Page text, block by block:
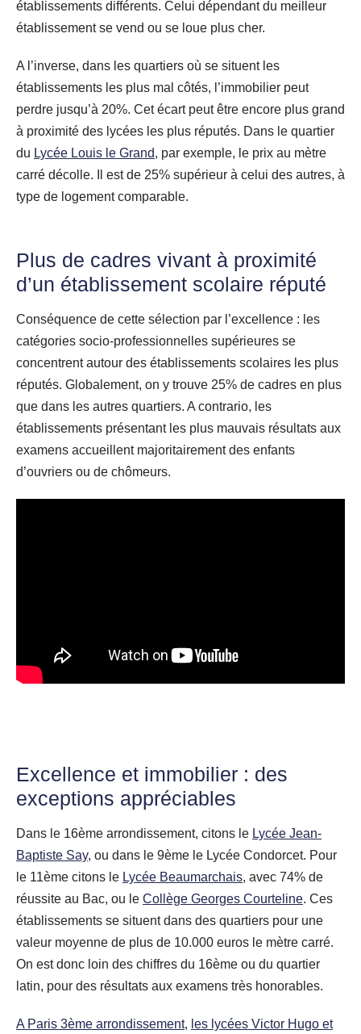
établissements différents. Celui dépendant du meilleur
établissement se vend ou se loue plus cher.
A l’inverse, dans les quartiers où se situent les
établissements les plus mal côtés, l’immobilier peut
perdre jusqu’à 20%. Cet écart peut être encore plus grand
à proximité des lycées les plus réputés. Dans le quartier
du Lycée Louis le Grand, par exemple, le prix au mètre
carré décolle. Il est de 25% supérieur à celui des autres, à
type de logement comparable.
Plus de cadres vivant à proximité
d’un établissement scolaire réputé
Conséquence de cette sélection par l’excellence : les
catégories socio-professionnelles supérieures se
concentrent autour des établissements scolaires les plus
réputés. Globalement, on y trouve 25% de cadres en plus
que dans les autres quartiers. A contrario, les
établissements présentant les plus mauvais résultats aux
examens accueillent majoritairement des enfants
d’ouvriers ou de chômeurs.
Excellence et immobilier : des
exceptions appréciables
Dans le 16ème arrondissement, citons le Lycée Jean-
Baptiste Say, ou dans le 9ème le Lycée Condorcet. Pour
le 11ème citons le Lycée Beaumarchais, avec 74% de
réussite au Bac, ou le Collège Georges Courteline. Ces
établissements se situent dans des quartiers pour une
valeur moyenne de plus de 10.000 euros le mètre carré.
On est donc loin des chiffres du 16ème ou du quartier
latin, pour des résultats aux examens très honorables.
A Paris 3ème arrondissement, les lycées Victor Hugo et